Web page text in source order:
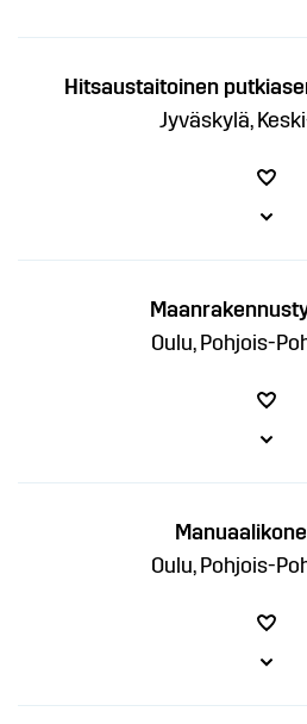
Hitsaustaitoinen
Jyväskylä,
Oulu, Pohjois-
Oulu, Pohjois-